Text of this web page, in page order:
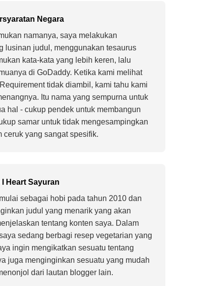
Negara
namanya, saya melakukan
lusinan judul, menggunakan tesaurus
kata-kata yang lebih keren, lalu
di GoDaddy. Ketika kami melihat
tidak diambil, kami tahu kami
Itu nama yang sempurna untuk
hal - cukup pendek untuk membangun
samar untuk tidak mengesampingkan
ceruk yang sangat spesifik.
I Heart Sayuran
sebagai hobi pada tahun 2010 dan
judul yang menarik yang akan
tentang konten saya. Dalam
sedang berbagi resep vegetarian yang
ingin mengikatkan sesuatu tentang
juga menginginkan sesuatu yang mudah
dari lautan blogger lain.